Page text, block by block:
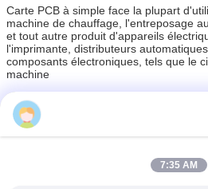
Carte PCB à simple face la plupart
machine de chauffage, l'entreposage
et tout autre produit d'appareils
l'imprimante, distributeurs
composants électroniques, tels que le
machine
7:35 AM